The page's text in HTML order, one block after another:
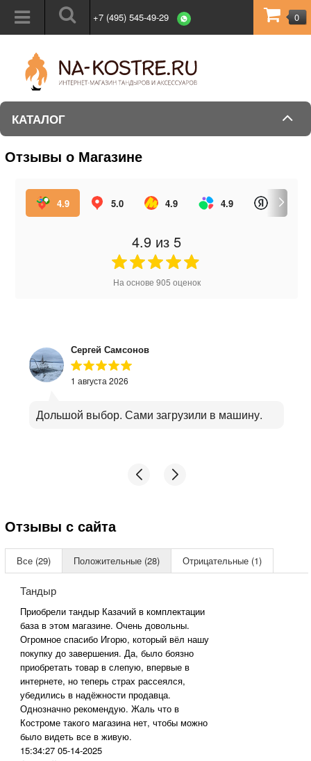
+7 (495) 545-49-29 0
КАТАЛОГ
Отзывы о Магазине
4.9 5.0 4.9 4.9
4.9 из 5
На основе 905 оценок
Сергей Самсонов
1 августа 2026
Дольшой выбор. Сами загрузили в машину.
Отзывы с сайта
Все (29) Положительные (28) Отрицательные (1)
Тандыр
Приобрели тандыр Казачий в комплектации
база в этом магазине. Очень довольны.
Огромное спасибо Игорю, который вёл нашу
покупку до завершения. Да, было боязно
приобретать товар в слепую, впервые в
интернете, но теперь страх рассеялся,
убедились в надёжности продавца.
Однозначно рекомендую. Жаль что в
Костроме такого магазина нет, чтобы можно
было видеть все в живую.
15:34:27 05-14-2025